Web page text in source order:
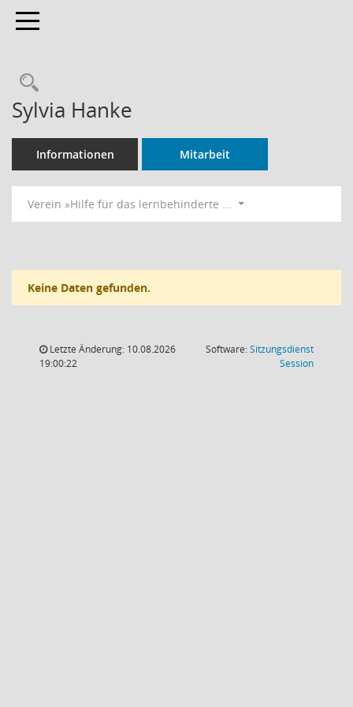
Toggle navigation
Rechercheauswahl
Sylvia Hanke
Informationen Mitarbeit
Verein »Hilfe für das lernbehinderte ...
Keine Daten gefunden.
Letzte Änderung: 10.08.2026
19:00:22
Software:Sitzungsdienst
Session(Wird in